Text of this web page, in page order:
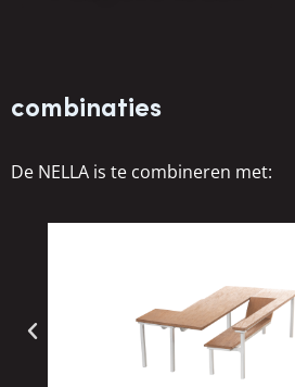
combinaties
De NELLA is te combineren met: